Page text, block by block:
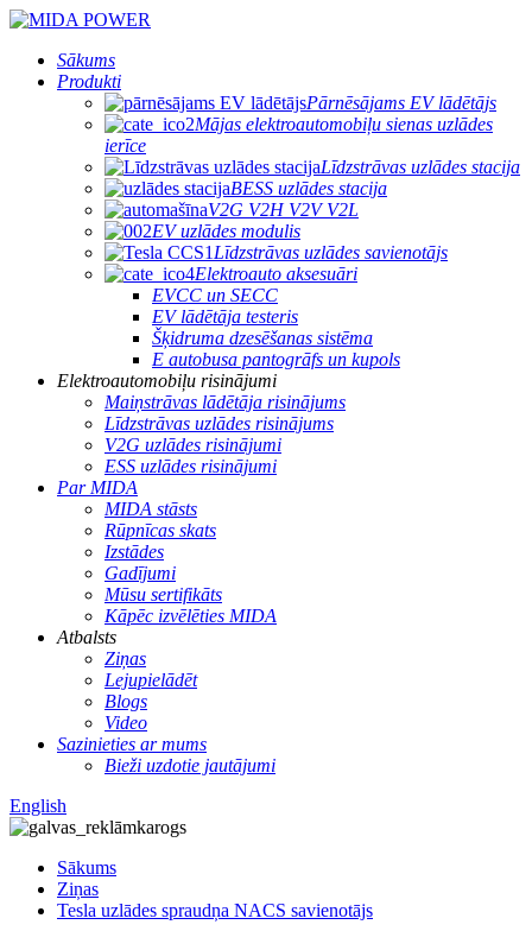
Sākums
Produkti
Pārnēsājams EV lādētājs
Mājas elektroautomobiļu sienas uzlādes
ierīce
Līdzstrāvas uzlādes stacija
BESS uzlādes stacija
V2G V2H V2V V2L
EV uzlādes modulis
Līdzstrāvas uzlādes savienotājs
Elektroauto aksesuāri
EVCC un SECC
EV lādētāja testeris
Šķidruma dzesēšanas sistēma
E autobusa pantogrāfs un kupols
Elektroautomobiļu risinājumi
Maiņstrāvas lādētāja risinājums
Līdzstrāvas uzlādes risinājums
V2G uzlādes risinājumi
ESS uzlādes risinājumi
Par MIDA
MIDA stāsts
Rūpnīcas skats
Izstādes
Gadījumi
Mūsu sertifikāts
Kāpēc izvēlēties MIDA
Atbalsts
Ziņas
Lejupielādēt
Blogs
Video
Sazinieties ar mums
Bieži uzdotie jautājumi
English
Sākums
Ziņas
Tesla uzlādes spraudņa NACS savienotājs